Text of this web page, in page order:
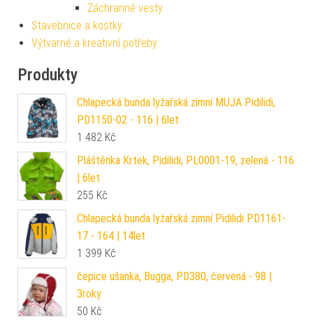
Záchranné vesty
Stavebnice a kostky
Výtvarné a kreativní potřeby
Produkty
Chlapecká bunda lyžařská zimní MUJA Pidilidi,
PD1150-02 - 116 | 6let
1 482 Kč
Pláštěnka Krtek, Pidilidi, PL0001-19, zelená - 116
| 6let
255 Kč
Chlapecká bunda lyžařská zimní Pidilidi PD1161-
17 - 164 | 14let
1 399 Kč
čepice ušanka, Bugga, PD380, červená - 98 |
3roky
50 Kč